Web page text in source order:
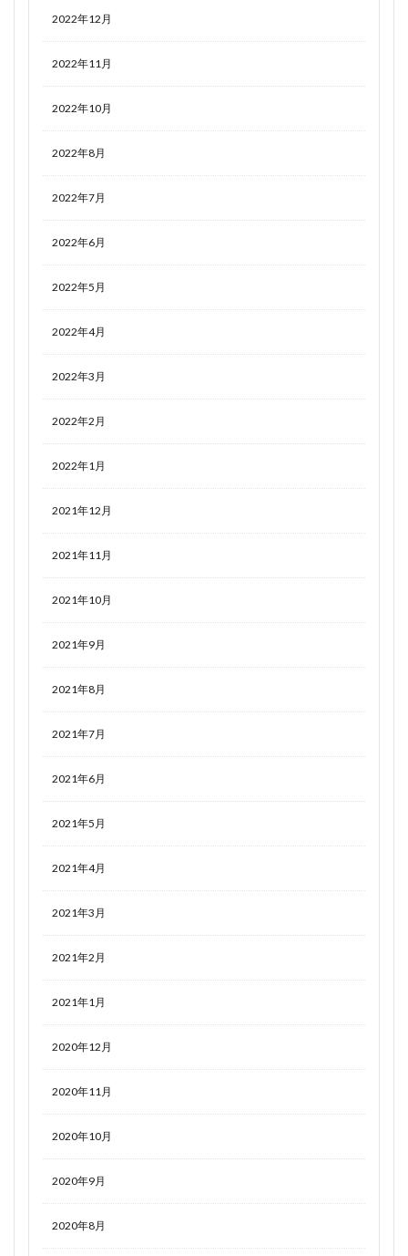
2022年12月
2022年11月
2022年10月
2022年8月
2022年7月
2022年6月
2022年5月
2022年4月
2022年3月
2022年2月
2022年1月
2021年12月
2021年11月
2021年10月
2021年9月
2021年8月
2021年7月
2021年6月
2021年5月
2021年4月
2021年3月
2021年2月
2021年1月
2020年12月
2020年11月
2020年10月
2020年9月
2020年8月